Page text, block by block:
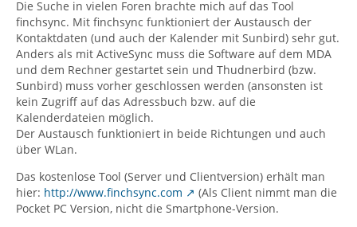
Die Suche in vielen Foren brachte mich auf das Tool
finchsync. Mit finchsync funktioniert der Austausch der
Kontaktdaten (und auch der Kalender mit Sunbird) sehr gut.
Anders als mit ActiveSync muss die Software auf dem MDA
und dem Rechner gestartet sein und Thudnerbird (bzw.
Sunbird) muss vorher geschlossen werden (ansonsten ist
kein Zugriff auf das Adressbuch bzw. auf die
Kalenderdateien möglich.
Der Austausch funktioniert in beide Richtungen und auch
über WLan.
Das kostenlose Tool (Server und Clientversion) erhält man
hier: http://www.finchsync.com
(Als Client nimmt man die
Pocket PC Version, nicht die Smartphone-Version.